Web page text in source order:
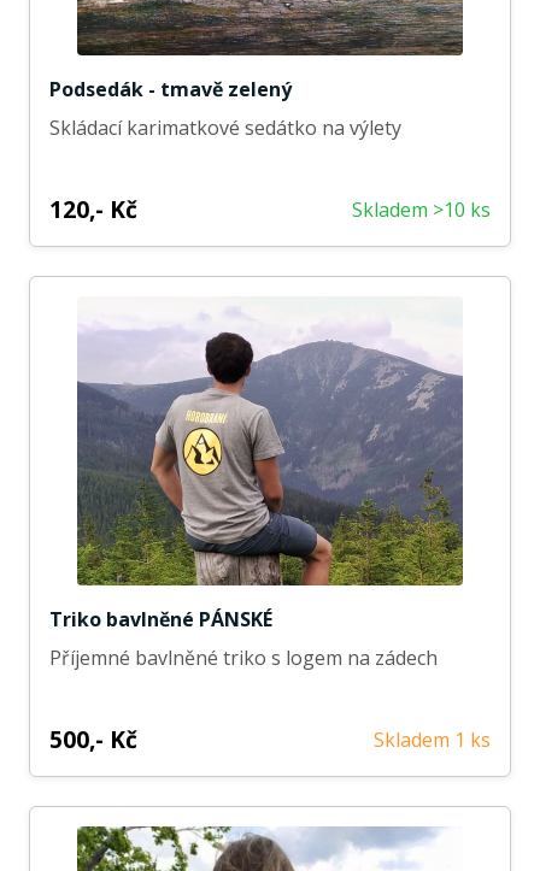
Podsedák - tmavě zelený
Skládací karimatkové sedátko na výlety
120,- Kč Skladem >10 ks
Triko bavlněné PÁNSKÉ
Příjemné bavlněné triko s logem na zádech
500,- Kč Skladem 1 ks